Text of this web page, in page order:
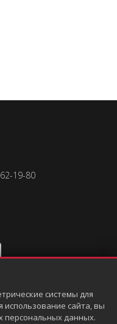
19-80
системы для
сайта, вы
персональных данных.